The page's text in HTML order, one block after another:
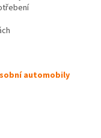
automobily